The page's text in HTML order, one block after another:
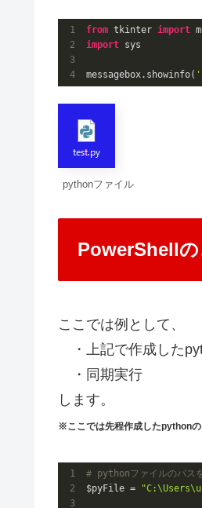
from tkinter import
import sys
messagebox.showinfo( '
pythonファイル
PowerShellの
ここでは例として、
・上記で作成した
・同期実行
します。
※ここでは先程作成したpythonの
# pythonファイルのパス
$pyFile =